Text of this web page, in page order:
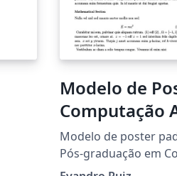
Modelo de
Computação
USP
Modelo de poster
Pós-graduação em
Departamento de